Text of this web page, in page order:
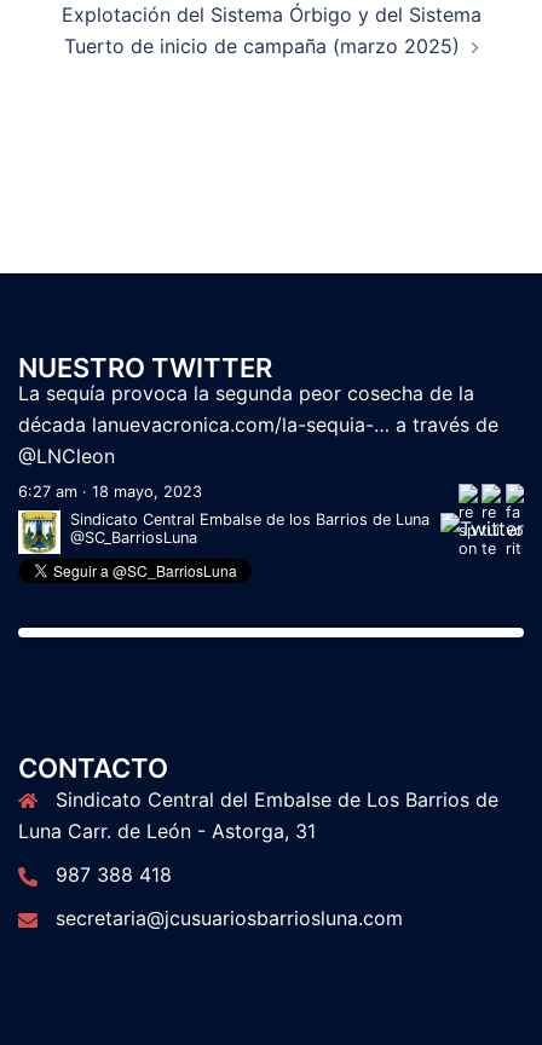
Explotación del Sistema Órbigo y del Sistema
Tuerto de inicio de campaña (marzo 2025)
NUESTRO TWITTER
décadalanuevacronica.com/la-sequia-…
@LNCleon
6:27 am · 18 mayo, 2023
@SC_BarriosLuna
La paciencia de los regantes del Páramo Bajo se agota
tras los continuos 'reventones'
lanuevacronica.com/la-
pacienc…a través de@LNCleon
11:21 am · 16 mayo, 2023
CONTACTO
Sindicato Central del Embalse de Los Barrios de
Luna Carr. de León - Astorga, 31
987 388 418
secretaria@jcusuariosbarriosluna.com